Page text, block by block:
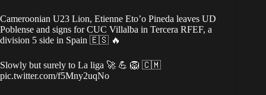
Cameroonian U23 Lion, Etienne Eto’o Pineda leaves UD
Poblense and signs for CUC Villalba in Tercera RFEF, a
division 5 side in Spain 🇪🇸 🔥
Slowly but surely to La liga 🚀 💪 🦁 🇨🇲
pic.twitter.com/f5Mny2uqNo